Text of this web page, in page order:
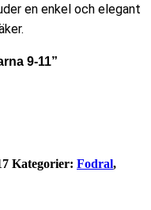
en enkel och elegant
9-11”
Kategorier: Fodral,